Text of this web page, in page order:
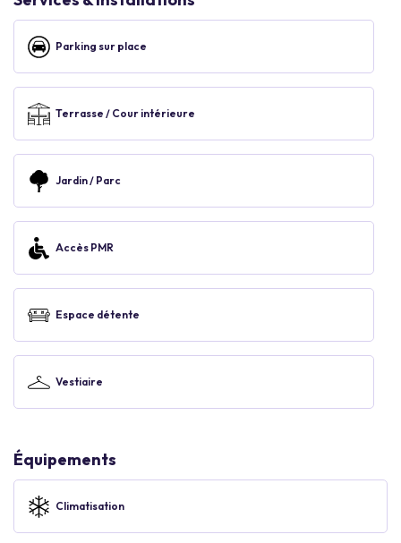
Parking sur place
Terrasse / Cour intérieure
Jardin / Parc
Accès PMR
Espace détente
Vestiaire
Équipements
Climatisation